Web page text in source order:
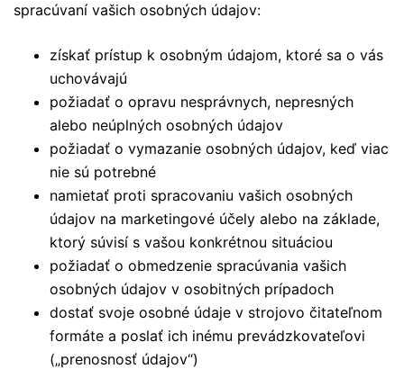
spracúvaní vašich osobných údajov:
získať prístup k osobným údajom, ktoré sa o vás
uchovávajú
požiadať o opravu nesprávnych, nepresných
alebo neúplných osobných údajov
požiadať o vymazanie osobných údajov, keď viac
nie sú potrebné
namietať proti spracovaniu vašich osobných
údajov na marketingové účely alebo na základe,
ktorý súvisí s vašou konkrétnou situáciou
požiadať o obmedzenie spracúvania vašich
osobných údajov v osobitných prípadoch
dostať svoje osobné údaje v strojovo čitateľnom
formáte a poslať ich inému prevádzkovateľovi
(„prenosnosť údajov“)